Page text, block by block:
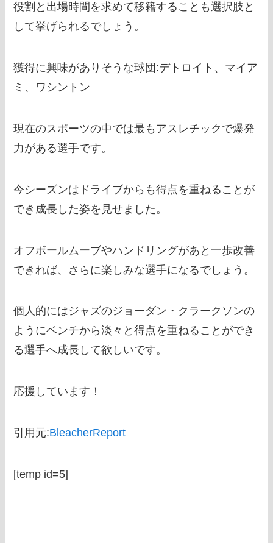
役割と出場時間を求めて移籍することも選択肢と
して挙げられるでしょう。
獲得に興味がありそうな球団:デトロイト、マイア
ミ、ワシントン
現在のスポーツの中では最もアスレチックで爆発
力がある選手です。
今シーズンはドライブからも得点を重ねることが
でき成長した姿を見せました。
オフボールムーブやハンドリングがあと一歩改善
できれば、さらに楽しみな選手になるでしょう。
個人的にはジャズのジョーダン・クラークソンの
ようにベンチから淡々と得点を重ねることができ
る選手へ成長して欲しいです。
応援しています！
引用元:BleacherReport
[temp id=5]